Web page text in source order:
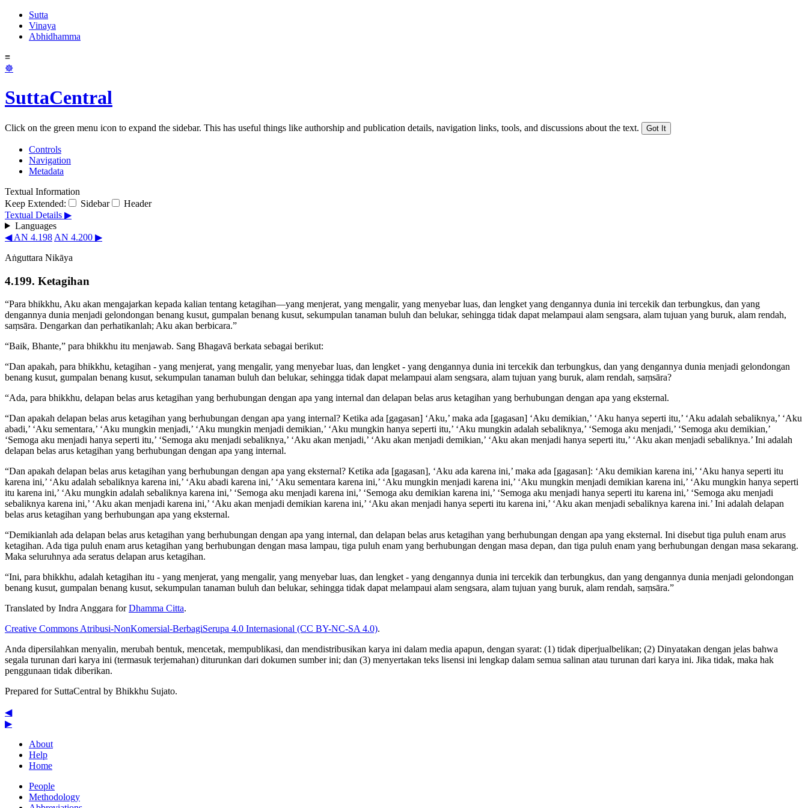
Sutta
Vinaya
Abhidhamma
≡
☸
SuttaCentral
Click on the green menu icon to expand the sidebar. This has useful things like authorship and publication details, navigation links, tools, and discussions about the text. Got It
Controls
Navigation
Metadata
Textual Information
Keep Extended:
Sidebar
Header
Textual Details ▶
Languages
◀ AN 4.198 AN 4.200 ▶
Aṅguttara Nikāya
4.199. Ketagihan
“Para bhikkhu, Aku akan mengajarkan kepada kalian tentang ketagihan—yang menjerat, yang mengalir, yang menyebar luas, dan lengket yang dengannya dunia ini tercekik dan terbungkus, dan yang
dengannya dunia menjadi gelondongan benang kusut, gumpalan benang kusut, sekumpulan tanaman buluh dan belukar, sehingga tidak dapat melampaui alam sengsara, alam tujuan yang buruk, alam rendah,
saṃsāra. Dengarkan dan perhatikanlah; Aku akan berbicara.”
“Baik, Bhante,” para bhikkhu itu menjawab. Sang Bhagavā berkata sebagai berikut:
“Dan apakah, para bhikkhu, ketagihan - yang menjerat, yang mengalir, yang menyebar luas, dan lengket - yang dengannya dunia ini tercekik dan terbungkus, dan yang dengannya dunia menjadi gelondongan
benang kusut, gumpalan benang kusut, sekumpulan tanaman buluh dan belukar, sehingga tidak dapat melampaui alam sengsara, alam tujuan yang buruk, alam rendah, saṃsāra?
“Ada, para bhikkhu, delapan belas arus ketagihan yang berhubungan dengan apa yang internal dan delapan belas arus ketagihan yang berhubungan dengan apa yang eksternal.
“Dan apakah delapan belas arus ketagihan yang berhubungan dengan apa yang internal? Ketika ada [gagasan] ‘Aku,’ maka ada [gagasan] ‘Aku demikian,’ ‘Aku hanya seperti itu,’ ‘Aku adalah sebaliknya,’ ‘Aku
abadi,’ ‘Aku sementara,’ ‘Aku mungkin menjadi,’ ‘Aku mungkin menjadi demikian,’ ‘Aku mungkin hanya seperti itu,’ ‘Aku mungkin adalah sebaliknya,’ ‘Semoga aku menjadi,’ ‘Semoga aku demikian,’
‘Semoga aku menjadi hanya seperti itu,’ ‘Semoga aku menjadi sebaliknya,’ ‘Aku akan menjadi,’ ‘Aku akan menjadi demikian,’ ‘Aku akan menjadi hanya seperti itu,’ ‘Aku akan menjadi sebaliknya.’ Ini adalah
delapan belas arus ketagihan yang berhubungan dengan apa yang internal.
“Dan apakah delapan belas arus ketagihan yang berhubungan dengan apa yang eksternal? Ketika ada [gagasan], ‘Aku ada karena ini,’ maka ada [gagasan]: ‘Aku demikian karena ini,’ ‘Aku hanya seperti itu
karena ini,’ ‘Aku adalah sebaliknya karena ini,’ ‘Aku abadi karena ini,’ ‘Aku sementara karena ini,’ ‘Aku mungkin menjadi karena ini,’ ‘Aku mungkin menjadi demikian karena ini,’ ‘Aku mungkin hanya seperti
itu karena ini,’ ‘Aku mungkin adalah sebaliknya karena ini,’ ‘Semoga aku menjadi karena ini,’ ‘Semoga aku demikian karena ini,’ ‘Semoga aku menjadi hanya seperti itu karena ini,’ ‘Semoga aku menjadi
sebaliknya karena ini,’ ‘Aku akan menjadi karena ini,’ ‘Aku akan menjadi demikian karena ini,’ ‘Aku akan menjadi hanya seperti itu karena ini,’ ‘Aku akan menjadi sebaliknya karena ini.’ Ini adalah delapan
belas arus ketagihan yang berhubungan apa yang eksternal.
“Demikianlah ada delapan belas arus ketagihan yang berhubungan dengan apa yang internal, dan delapan belas arus ketagihan yang berhubungan dengan apa yang eksternal. Ini disebut tiga puluh enam arus
ketagihan. Ada tiga puluh enam arus ketagihan yang berhubungan dengan masa lampau, tiga puluh enam yang berhubungan dengan masa depan, dan tiga puluh enam yang berhubungan dengan masa sekarang.
Maka seluruhnya ada seratus delapan arus ketagihan.
“Ini, para bhikkhu, adalah ketagihan itu - yang menjerat, yang mengalir, yang menyebar luas, dan lengket - yang dengannya dunia ini tercekik dan terbungkus, dan yang dengannya dunia menjadi gelondongan
benang kusut, gumpalan benang kusut, sekumpulan tanaman buluh dan belukar, sehingga tidak dapat melampaui alam sengsara, alam tujuan yang buruk, alam rendah, saṃsāra.”
Translated by Indra Anggara forDhamma Citta.
Creative Commons Atribusi-NonKomersial-BerbagiSerupa 4.0 Internasional (CC BY-NC-SA 4.0).
Anda dipersilahkan menyalin, merubah bentuk, mencetak, mempublikasi, dan mendistribusikan karya ini dalam media apapun, dengan syarat: (1) tidak diperjualbelikan; (2) Dinyatakan dengan jelas bahwa
segala turunan dari karya ini (termasuk terjemahan) diturunkan dari dokumen sumber ini; dan (3) menyertakan teks lisensi ini lengkap dalam semua salinan atau turunan dari karya ini. Jika tidak, maka hak
penggunaan tidak diberikan.
Prepared for SuttaCentral by Bhikkhu Sujato.
◀
▶
About
Help
Home
People
Methodology